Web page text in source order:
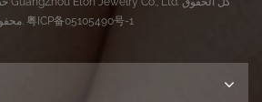
محفوظة. 粤ICP备05105490号-1